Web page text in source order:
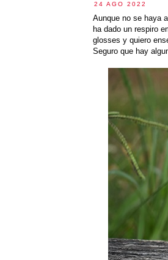
24 AGO 2022
Aunque no se haya
ha dado un respiro
glosses y quiero
Seguro que hay